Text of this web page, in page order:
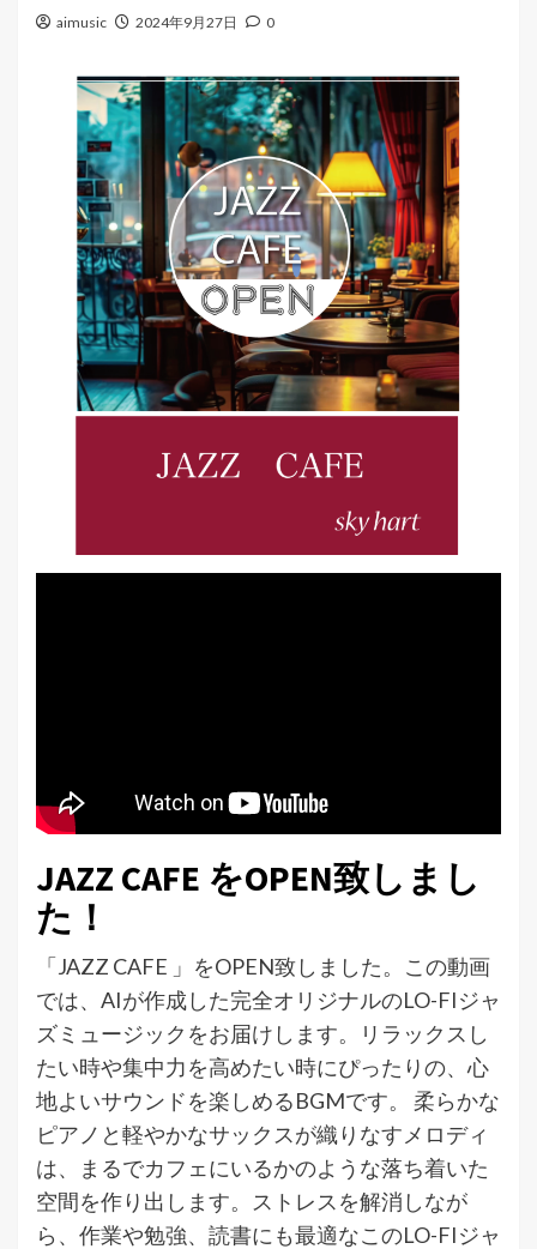
aimusic 2024年9月27日 0
JAZZ CAFE をOPEN致しまし
た！
「JAZZ CAFE 」をOPEN致しました。この動画
では、AIが作成した完全オリジナルのLO-FIジャ
ズミュージックをお届けします。リラックスし
たい時や集中力を高めたい時にぴったりの、心
地よいサウンドを楽しめるBGMです。 柔らかな
ピアノと軽やかなサックスが織りなすメロディ
は、まるでカフェにいるかのような落ち着いた
空間を作り出します。ストレスを解消しなが
ら、作業や勉強、読書にも最適なこのLO-FIジャ